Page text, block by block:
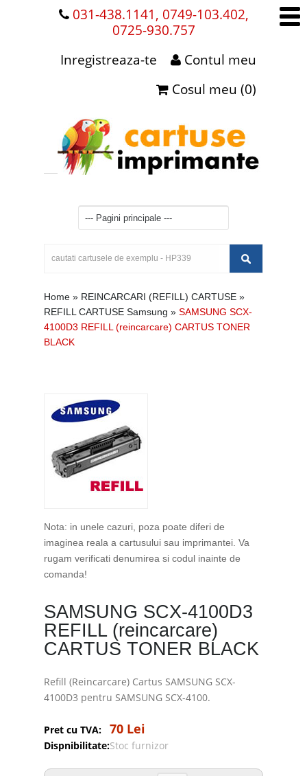
031-438.1141, 0749-103.402,
0725-930.757
Contul meu
Inregistreaza-te
Cosul meu (0)
Home » REINCARCARI (REFILL) CARTUSE »
REFILL CARTUSE Samsung » SAMSUNG SCX-
4100D3 REFILL (reincarcare) CARTUS TONER
BLACK
Nota: in unele cazuri, poza poate diferi de
imaginea reala a cartusului sau imprimantei. Va
rugam verificati denumirea si codul inainte de
comanda!
SAMSUNG SCX-4100D3
REFILL (reincarcare)
CARTUS TONER BLACK
Refill (Reincarcare) Cartus SAMSUNG SCX-
4100D3 pentru SAMSUNG SCX-4100.
Pret cu TVA: 70 Lei
Dispnibilitate:Stoc furnizor